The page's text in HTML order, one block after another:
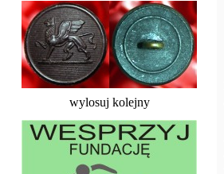
wylosuj kolejny